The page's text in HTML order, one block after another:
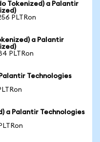
Tokenized) a Palantir
PLTRon
a Palantir
PLTRon
Technologies
a Palantir Technologies